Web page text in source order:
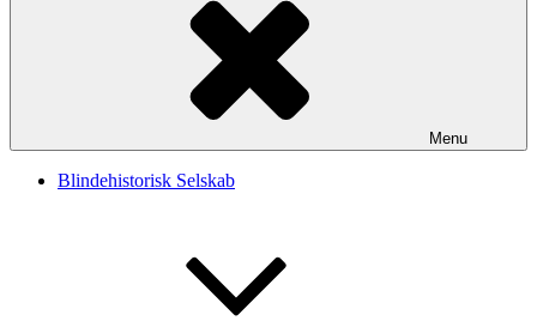
Menu
Blindehistorisk Selskab